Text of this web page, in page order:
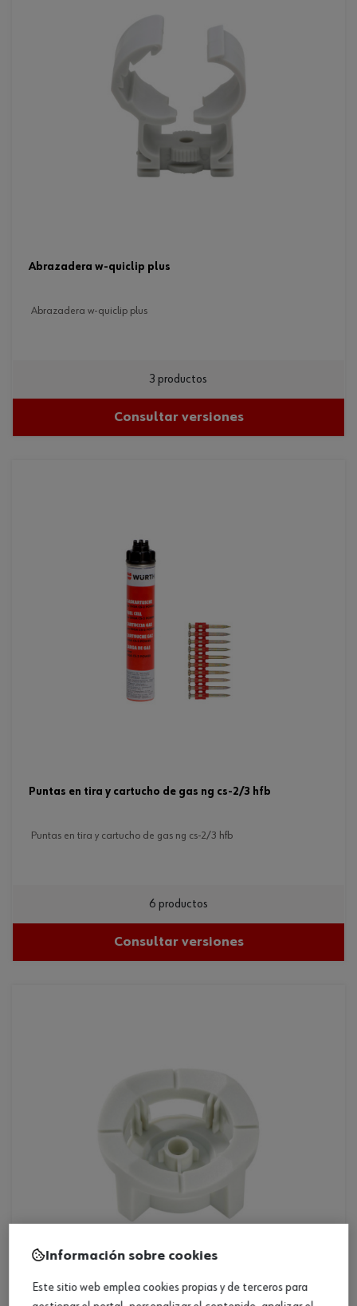
abrazadera w-quiclip plus
abrazadera w-quiclip plus
3 productos
Consultar versiones
puntas en tira y cartucho de gas ng cs-2/3 hfb
puntas en tira y cartucho de gas ng cs-2/3 hfb
6 productos
Consultar versiones
Información sobre cookies
Este sitio web emplea cookies propias y de terceros para